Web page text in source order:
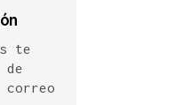
te
correo